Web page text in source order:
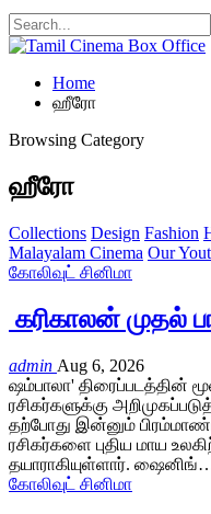
Home
ஹீரோ
Browsing Category
ஹீரோ
Collections Design Fashion
Malayalam Cinema Our
கோலிவுட் சினிமா
கரிகாலன் முதல்
admin Aug 6, 2026
ஷம்பாலா' திரைப்படத்தின்
ரசிகர்களுக்கு
தற்போது இன்னும்
ரசிகர்களை புதிய மாய
தயாராகியுள்ளார்.
கோலிவுட் சினிமா